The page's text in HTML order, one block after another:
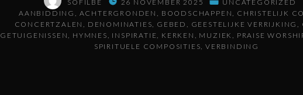
SOFILBE 26 NOVEMBER 2025
UNCATEGORIZED
AANBIDDING
ACHTERGRONDEN BOODSCHAPPEN
CHRISTELIJK
CONCERTZALEN
DENOMINATIES GEBED GEESTELIJKE VERRIJKING
GETUIGENISSEN
HYMNES INSPIRATIE KERKEN MUZIEK
PRAISE
SPIRITUELE COMPOSITIES
VERBINDING